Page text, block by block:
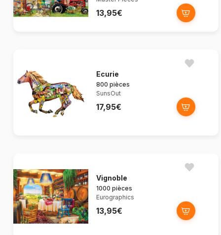
13,95€
Ecurie
800 pièces
SunsOut
17,95€
Vignoble
1000 pièces
Eurographics
13,95€